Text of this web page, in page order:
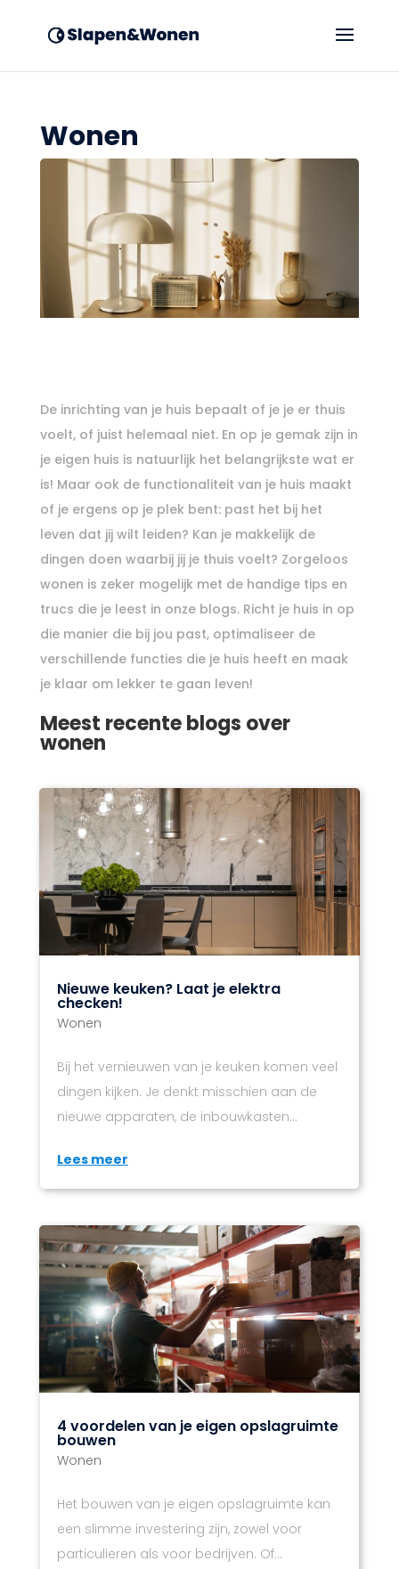
Wonen
De inrichting van je huis bepaalt of je je er thuis
voelt, of juist helemaal niet. En op je gemak zijn in
je eigen huis is natuurlijk het belangrijkste wat er
is! Maar ook de functionaliteit van je huis maakt
of je ergens op je plek bent: past het bij het
leven dat jij wilt leiden? Kan je makkelijk de
dingen doen waarbij jij je thuis voelt? Zorgeloos
wonen is zeker mogelijk met de handige tips en
trucs die je leest in onze blogs. Richt je huis in op
die manier die bij jou past, optimaliseer de
verschillende functies die je huis heeft en maak
je klaar om lekker te gaan leven!
Meest recente blogs over
wonen
Nieuwe keuken? Laat je elektra
checken!
Wonen
Bij het vernieuwen van je keuken komen veel
dingen kijken. Je denkt misschien aan de
nieuwe apparaten, de inbouwkasten...
Lees meer
4 voordelen van je eigen opslagruimte
bouwen
Wonen
Het bouwen van je eigen opslagruimte kan
een slimme investering zijn, zowel voor
particulieren als voor bedrijven. Of...